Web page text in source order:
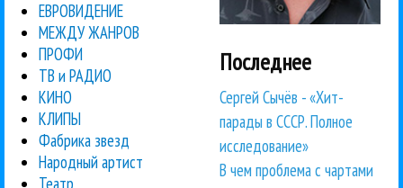
ЕВРОВИДЕНИЕ
МЕЖДУ ЖАНРОВ
ПРОФИ
ТВ и РАДИО
КИНО
КЛИПЫ
Фабрика звезд
Народный артист
Театр
Последнее
Сергей Сычёв - «Хит-
парады в СССР. Полное
исследование»
В чем проблема с чартами